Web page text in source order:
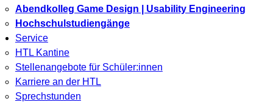
Abendkolleg Game Design | Usability Engineering
Hochschulstudiengänge
Service
HTL Kantine
Stellenangebote für Schüler:innen
Karriere an der HTL
Sprechstunden